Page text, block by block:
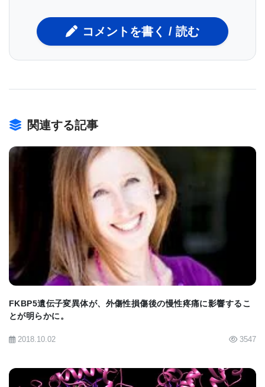
UPDBに登録されているユタ州住民は遺伝的には主
に北部ヨーロッパの出身者で占められている。この
握し、がんの遺伝的要因を突き止めるために設立さ
コンピュータ化した系図UPDBで男系を分析した結
果、前立腺がんリスクと関連づけられるY染色体の
存在が浮かび上がった。UPDBは、Utah Cancer
Registry、National Cancer Institute (NCI)
Surveillance、Epidemiology and End Results
(SEER) registryなどとリンクしており、前立腺がん
を発症した男子を簡単に抜き出すことができた。研
究チームは、データベースの中から、少なくとも両
親2人、祖父母4人、曾祖父母8人のうち6人以上が判
明している男子の生存者、故人あわせて125万人の調
査を始めた。また、データベースで父親が記入され
には固有の連続番号をY染色体識別番号 (YID)として
コメントを書く / 読む
関連する記事
BIOMARKET JP
FKBP5遺伝子変異体が、外傷性損傷後の慢性疼痛に影響するこ
とが明らかに。
2018.10.02 3547